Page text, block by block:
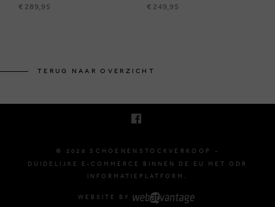
€ 289,95 € 249,95
TERUG NAAR OVERZICHT
© 2026 SCHOENENSTOCKVERKOOP -
DUIDELIJKE E-COMMERCE BINNEN DE EU MET ODR
INFORMATIEPLATFORM.
WEBSITE BY